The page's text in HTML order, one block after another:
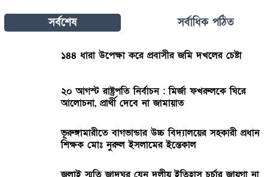
সর্বশেষ সর্বাধিক পঠিত
১৪৪ ধারা উপেক্ষা করে প্রবাসীর জমি দখলের চেষ্টা
২০ আগস্ট রাষ্ট্রপতি নির্বাচন : মির্জা ফখরুলকে ঘিরে
আলোচনা, প্রার্থী দেবে না জামায়াত
ভূরুঙ্গামারীতে বাগভান্ডার উচ্চ বিদ্যালয়ের সহকারী প্রধান
শিক্ষক মোঃ নুরুল ইসলামের ইন্তেকাল